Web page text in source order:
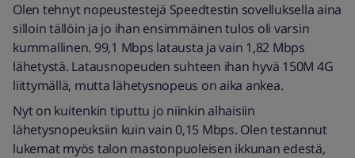
Olen tehnyt nopeustestejä Speedtestin sovelluksella aina
silloin tällöin ja jo ihan ensimmäinen tulos oli varsin
kummallinen. 99,1 Mbps latausta ja vain 1,82 Mbps
lähetystä. Latausnopeuden suhteen ihan hyvä 150M 4G
liittymällä, mutta lähetysnopeus on aika ankea.
Nyt on kuitenkin tiputtu jo niinkin alhaisiin
lähetysnopeuksiin kuin vain 0,15 Mbps. Olen testannut
lukemat myös talon mastonpuoleisen ikkunan edestä,